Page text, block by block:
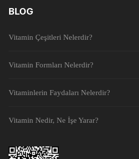
BLOG
Vitamin Çeşitleri Nelerdir?
Vitamin Formları Nelerdir?
Vitaminlerin Faydaları Nelerdir?
Vitamin Nedir, Ne İşe Yarar?